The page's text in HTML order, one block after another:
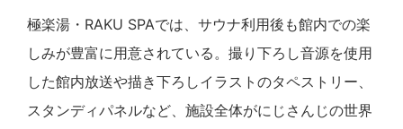
極楽湯・RAKU SPAでは、サウナ利用後も館内での楽
しみが豊富に用意されている。撮り下ろし音源を使用
した館内放送や描き下ろしイラストのタペストリー、
スタンディパネルなど、施設全体がにじさんじの世界